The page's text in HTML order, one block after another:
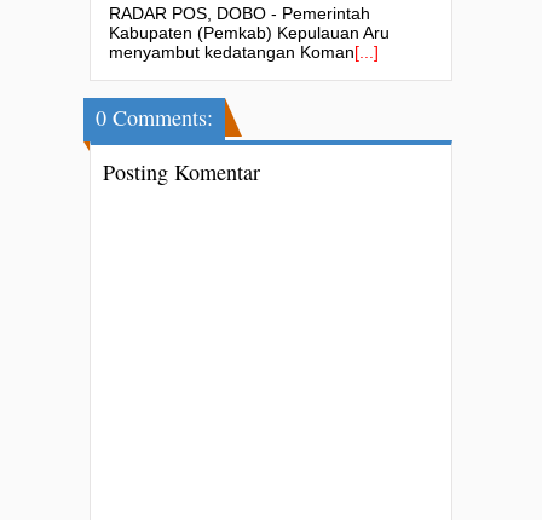
RADAR POS, DOBO - Pemerintah
Kabupaten (Pemkab) Kepulauan Aru
menyambut kedatangan Koman[...]
0 Comments:
Posting Komentar